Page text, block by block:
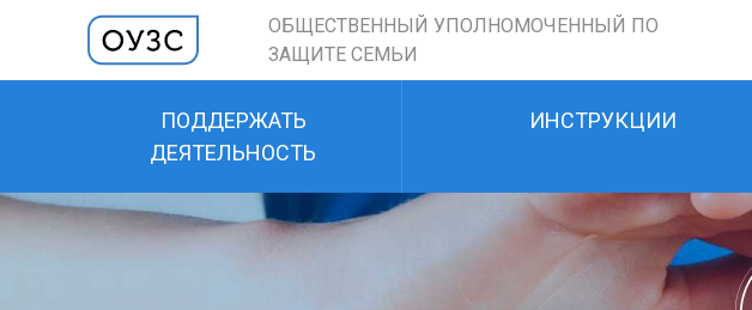
ОБЩЕСТВЕННЫЙ УПОЛНОМОЧЕННЫЙ ПО
ЗАЩИТЕ СЕМЬИ
ПОДДЕРЖАТЬ
ДЕЯТЕЛЬНОСТЬ
ИНСТРУКЦИИ